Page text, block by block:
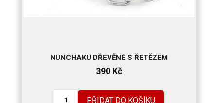
NUNCHAKU DŘEVĚNÉ S ŘETĚZEM
390 Kč
PŘIDAT DO KOŠÍKU